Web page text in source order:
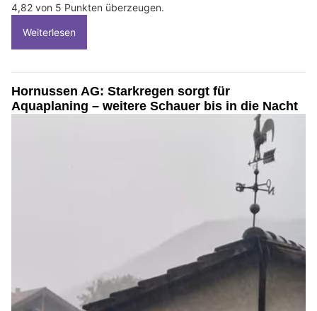
4,82 von 5 Punkten überzeugen.
Weiterlesen
Hornussen AG: Starkregen sorgt für
Aquaplaning – weitere Schauer bis in die Nacht